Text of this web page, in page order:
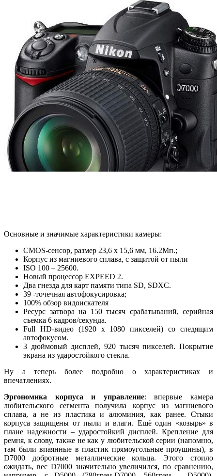
Основные и значимые характеристики камеры:
CMOS-сенсор, размер 23,6 х 15,6 мм, 16.2Мп.;
Корпус из магниевого сплава, с защитой от пыли
ISO 100 – 25600.
Новый процессор EXPEED 2.
Два гнезда для карт памяти типа SD, SDXC.
39 -точечная автофокусировка;
100% обзор видоискателя
Ресурс затвора на 150 тысяч срабатываний, серийная
съемка 6 кадров/секунда.
Full HD-видео (1920 x 1080 пикселей) со следящим
автофокусом.
3 дюймовый дисплей, 920 тысяч пикселей. Покрытие
экрана из ударостойкого стекла.
Ну а теперь более подробно о характеристиках и
впечатлениях.
Эргономика корпуса и управление: впервые камера
любительского сегмента получила корпус из магниевого
сплава, а не из пластика и алюминия, как ранее. Стыки
корпуса защищены от пыли и влаги. Ещё один «козырь» в
плане надежности – ударостойкий дисплей. Крепление для
ремня, к слову, также не как у любительской серии (напомню,
там были впаянные в пластик прямоугольные проушины), в
D7000 добротные металлические кольца. Этого стоило
ожидать, вес D7000 значительно увеличился, по сравнению,